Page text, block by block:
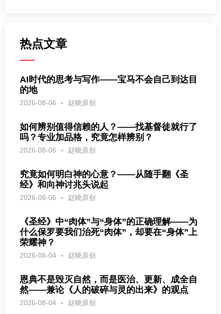
热点文章
AI时代的思考与写作——宝马不会自己到达目
的地
2026-08-06 赵晓原创
如何辨别值得信赖的人？——找基督徒就行了
吗？专业加品格，究竟怎样辨别？
2026-08-06 赵晓原创
究竟如何明白神的心意？——从随手翻《圣
经》和向神讨兆头说起
2026-08-06 赵晓原创
《圣经》中“肉体”与“身体”的正确理解——为
什么保罗要我们治死“肉体”，却要在“身体”上
荣耀神？
2026-08-04 赵晓原创
恩典不是毁灭自然，而是医治、更新、成全自
然——兼论《人的破碎与灵的出来》的观点
2026-08-04 赵晓原创